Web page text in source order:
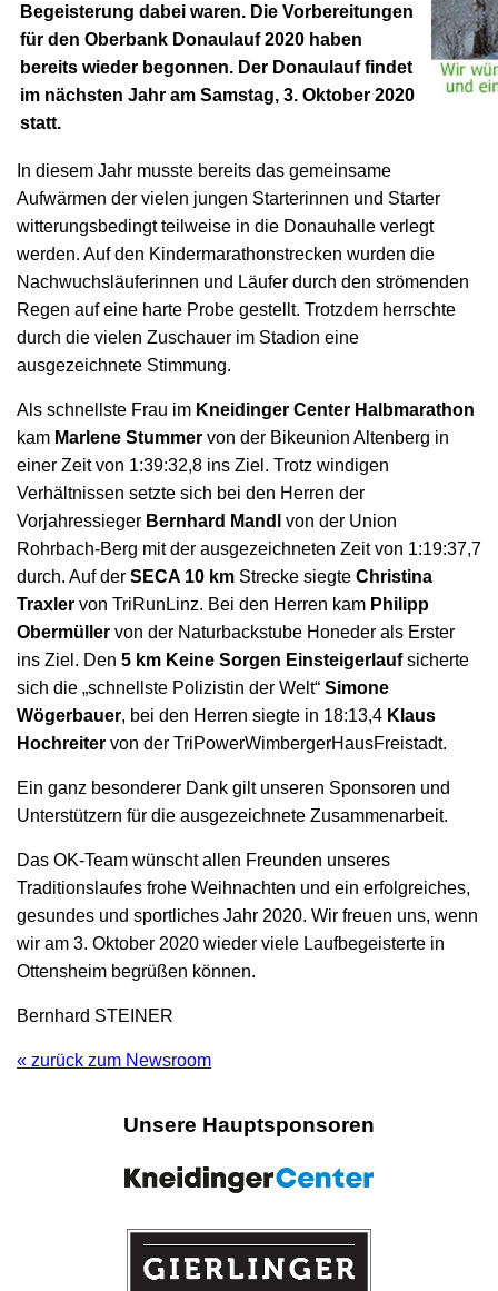
Begeisterung dabei waren. Die Vorbereitungen
für den Oberbank Donaulauf 2020 haben
bereits wieder begonnen. Der Donaulauf findet
im nächsten Jahr am Samstag, 3. Oktober 2020
statt.
In diesem Jahr musste bereits das gemeinsame
Aufwärmen der vielen jungen Starterinnen und Starter
witterungsbedingt teilweise in die Donauhalle verlegt
werden. Auf den Kindermarathon­strecken wurden die
Nachwuchsläuferinnen und Läufer durch den strömenden
Regen auf eine harte Probe gestellt. Trotzdem herrschte
durch die vielen Zuschauer im Stadion eine
ausgezeichnete Stimmung.
Als schnellste Frau im Kneidinger Center Halbmarathon
kam Marlene Stummer von der Bikeunion Altenberg in
einer Zeit von 1:39:32,8 ins Ziel. Trotz windigen
Verhältnissen setzte sich bei den Herren der
Vorjahressieger Bernhard Mandl
von der Union
Rohrbach-Berg mit der ausgezeichneten Zeit von 1:19:37,7
durch. Auf der SECA 10 km Strecke siegte Christina
Traxler von TriRunLinz. Bei den Herren kam Philipp
Obermüller von der Naturbackstube Honeder als Erster
ins Ziel. Den 5 km Keine Sorgen Einsteigerlaufsicherte
sich die „schnellste Polizistin der Welt“ Simone
Wögerbauer, bei den Herren siegte in 18:13,4 Klaus
Hochreiter von der TriPowerWimbergerHausFreistadt.
Ein ganz besonderer Dank gilt unseren Sponsoren und
Unterstützern für die ausgezeichnete Zusammenarbeit.
Das OK-Team wünscht allen Freunden unseres
Traditionslaufes frohe Weihnachten und ein erfolgreiches,
gesundes und sportliches Jahr 2020. Wir freuen uns, wenn
wir am 3. Oktober 2020 wieder viele Laufbegeisterte in
Ottensheim begrüßen können.
Bernhard STEINER
« zurück zum Newsroom
Unsere Hauptsponsoren